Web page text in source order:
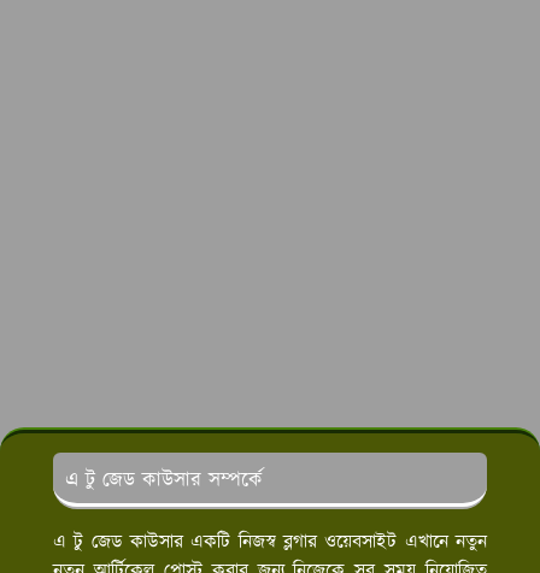
এ টু জেড কাউসার সম্পর্কে
এ টু জেড কাউসার একটি নিজস্ব ব্লগার ওয়েবসাইট এখানে নতুন